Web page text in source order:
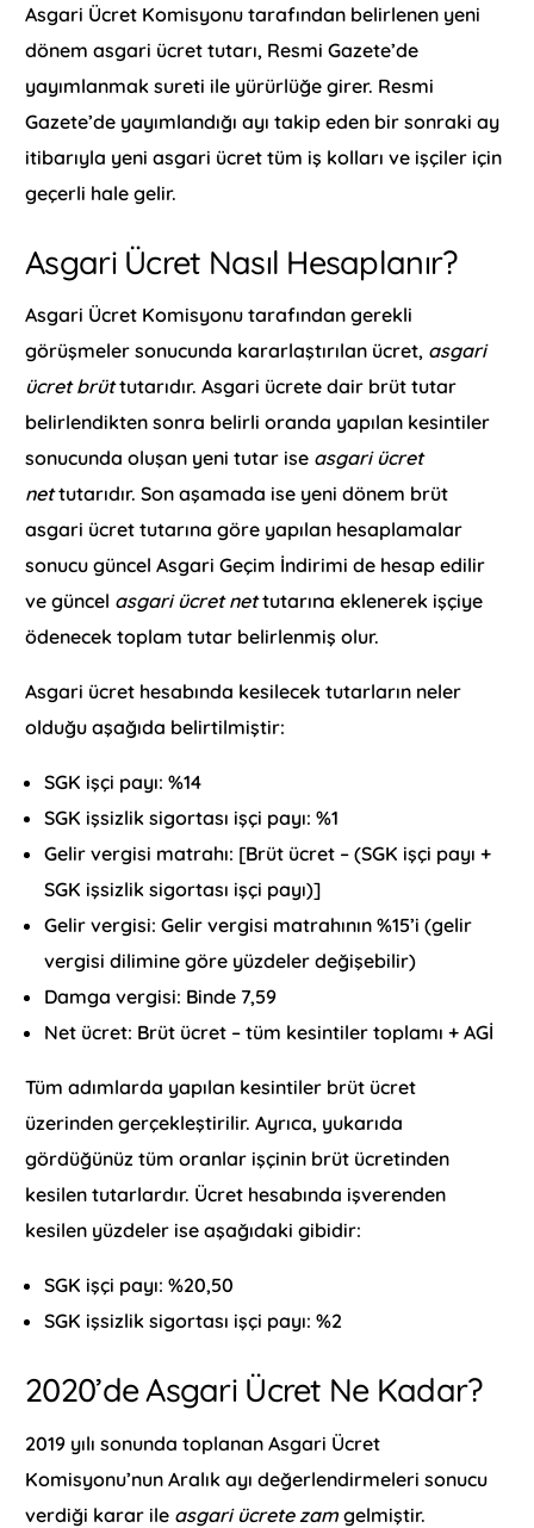
Asgari Ücret Komisyonu tarafından belirlenen yeni
dönem asgari ücret tutarı, Resmi Gazete’de
yayımlanmak sureti ile yürürlüğe girer. Resmi
Gazete’de yayımlandığı ayı takip eden bir sonraki ay
itibarıyla yeni asgari ücret tüm iş kolları ve işçiler için
geçerli hale gelir.
Asgari Ücret Nasıl Hesaplanır?
Asgari Ücret Komisyonu tarafından gerekli
görüşmeler sonucunda kararlaştırılan ücret, asgari
ücret brüttutarıdır. Asgari ücrete dair brüt tutar
belirlendikten sonra belirli oranda yapılan kesintiler
sonucunda oluşan yeni tutar ise asgari ücret
nettutarıdır. Son aşamada ise yeni dönem brüt
asgari ücret tutarına göre yapılan hesaplamalar
sonucu güncel Asgari Geçim İndirimi de hesap edilir
ve güncel asgari ücret nettutarına eklenerek işçiye
ödenecek toplam tutar belirlenmiş olur.
Asgari ücret hesabında kesilecek tutarların neler
olduğu aşağıda belirtilmiştir:
SGK işçi payı: %14
SGK işsizlik sigortası işçi payı: %1
Gelir vergisi matrahı: [Brüt ücret – (SGK işçi payı +
SGK işsizlik sigortası işçi payı)]
Gelir vergisi: Gelir vergisi matrahının %15’i (gelir
vergisi dilimine göre yüzdeler değişebilir)
Damga vergisi: Binde 7,59
Net ücret: Brüt ücret – tüm kesintiler toplamı + AGİ
Tüm adımlarda yapılan kesintiler brüt ücret
üzerinden gerçekleştirilir. Ayrıca, yukarıda
gördüğünüz tüm oranlar işçinin brüt ücretinden
kesilen tutarlardır. Ücret hesabında işverenden
kesilen yüzdeler ise aşağıdaki gibidir:
SGK işçi payı: %20,50
SGK işsizlik sigortası işçi payı: %2
2020’de Asgari Ücret Ne Kadar?
2019 yılı sonunda toplanan Asgari Ücret
Komisyonu’nun Aralık ayı değerlendirmeleri sonucu
verdiği karar ile asgari ücrete zam gelmiştir.